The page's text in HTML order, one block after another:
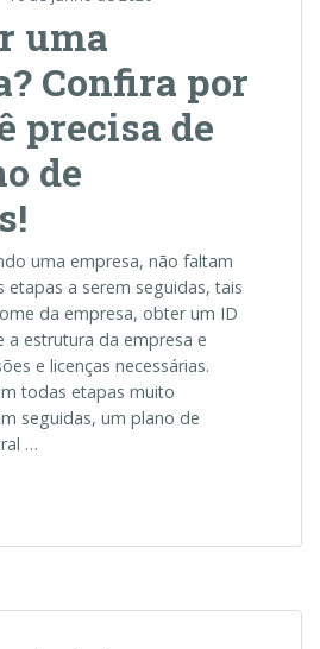
uma
Confira por
precisa de
de
uma empresa, não faltam
etapas a serem seguidas, tais
da empresa, obter um ID
a estrutura da empresa e
e licenças necessárias.
todas etapas muito
seguidas, um plano de
…